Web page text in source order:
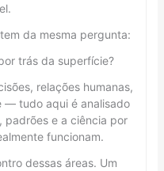
da mesma pergunta:
trás da superfície?
relações humanas,
— tudo aqui é analisado
padrões e a ciência por
funcionam.
dessas áreas. Um